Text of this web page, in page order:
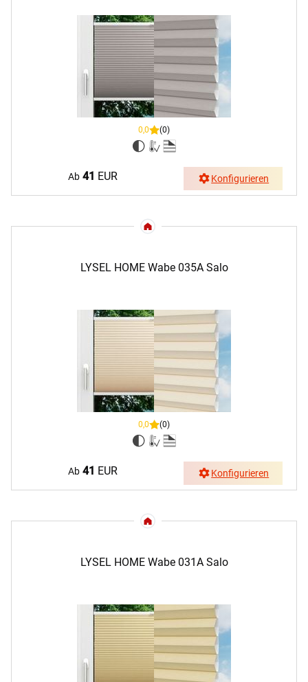
0,0 (0)
Ab 41 EUR Konfigurieren
LYSEL HOME Wabe 035A Salo
0,0 (0)
Ab 41 EUR Konfigurieren
LYSEL HOME Wabe 031A Salo